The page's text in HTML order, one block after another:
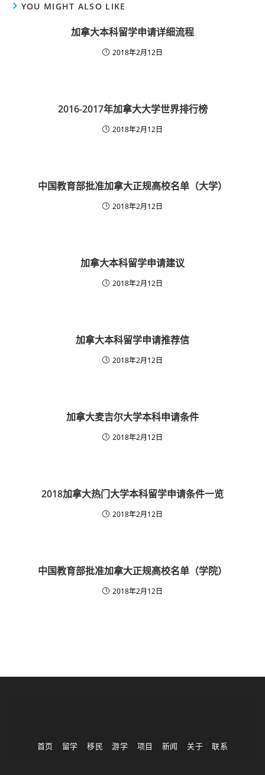
YOU MIGHT ALSO LIKE
加拿大本科留学申请详细流程
2018年2月12日
2016-2017年加拿大大学世界排行榜
2018年2月12日
中国教育部批准加拿大正规高校名单（大学）
2018年2月12日
加拿大本科留学申请建议
2018年2月12日
加拿大本科留学申请推荐信
2018年2月12日
加拿大麦吉尔大学本科申请条件
2018年2月12日
2018加拿大热门大学本科留学申请条件一览
2018年2月12日
中国教育部批准加拿大正规高校名单（学院）
2018年2月12日
首页 留学 移民 游学 项目 新闻 关于 联系